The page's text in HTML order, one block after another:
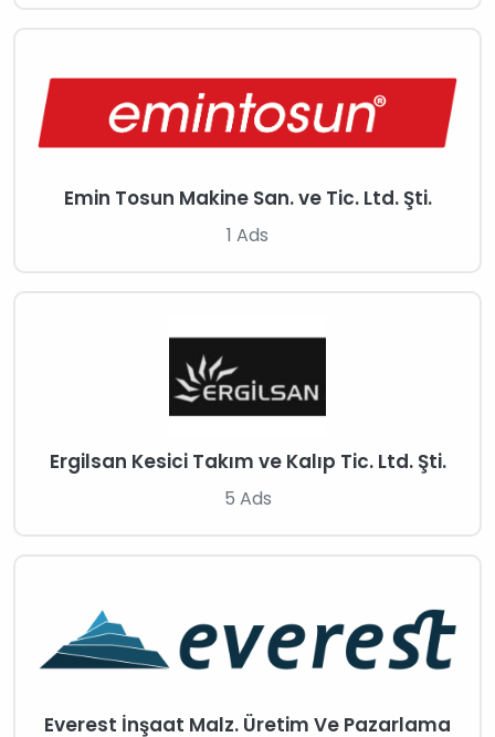
Emin Tosun Makine San. ve Tic. Ltd. Şti.
1 Ads
Ergilsan Kesici Takım ve Kalıp Tic. Ltd. Şti.
5 Ads
Everest İnşaat Malz. Üretim Ve Pazarlama